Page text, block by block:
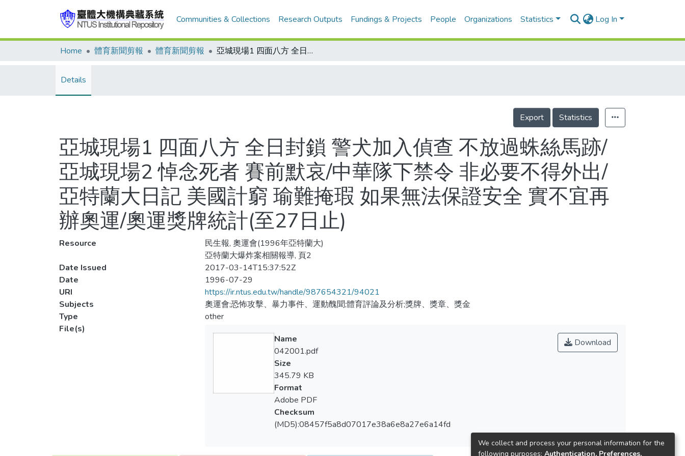
Communities & Collections Research Outputs Fundings & Projects People Organizations Statistics Log In
Home 體育新聞剪報 體育新聞剪報 亞城現場1 四面八方 全日封鎖 警犬加入偵查 不放過蛛絲馬跡/亞城現場2 悼念死者 賽前默哀/中華隊下禁令 非必要不得外出/亞特蘭大日記 美國計窮 瑜難掩瑕 如果無法保證安全 實不宜再辦奧運/奧運獎牌統計(至27日止)
Details
Export Statistics
亞城現場1 四面八方 全日封鎖 警犬加入偵查 不放過蛛絲馬跡/
亞城現場2 悼念死者 賽前默哀/中華隊下禁令 非必要不得外出/
亞特蘭大日記 美國計窮 瑜難掩瑕 如果無法保證安全 實不宜再
辦奧運/奧運獎牌統計(至27日止)
Resource
民生報, 奧運會(1996年亞特蘭大)
亞特蘭大爆炸案相關報導, 頁2
Date Issued
2017-03-14T15:37:52Z
Date
1996-07-29
URI
https://ir.ntus.edu.tw/handle/987654321/94021
Subjects
奧運會;恐怖攻擊、暴力事件、運動醜聞;體育評論及分析;獎牌、獎章、獎金
Type
other
File(s)
Download
Name
042001.pdf
Size
345.79 KB
Format
Adobe PDF
Checksum
(MD5):08457f5a8d07017e38a6e8a27e6a14fd
We collect and process your personal information for the
following purposes: Authentication, Preferences,